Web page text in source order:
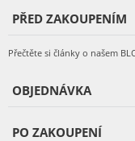
PŘED ZAKOUPENÍM
Přečtěte si články o našem
OBJEDNÁVKA
PO ZAKOUPENÍ